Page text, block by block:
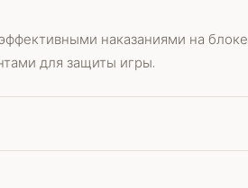
наказаниями на блоке
для защиты игры.